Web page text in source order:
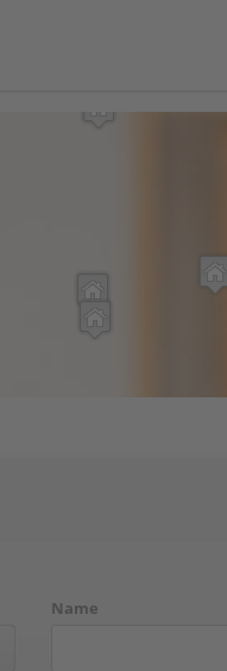
Name